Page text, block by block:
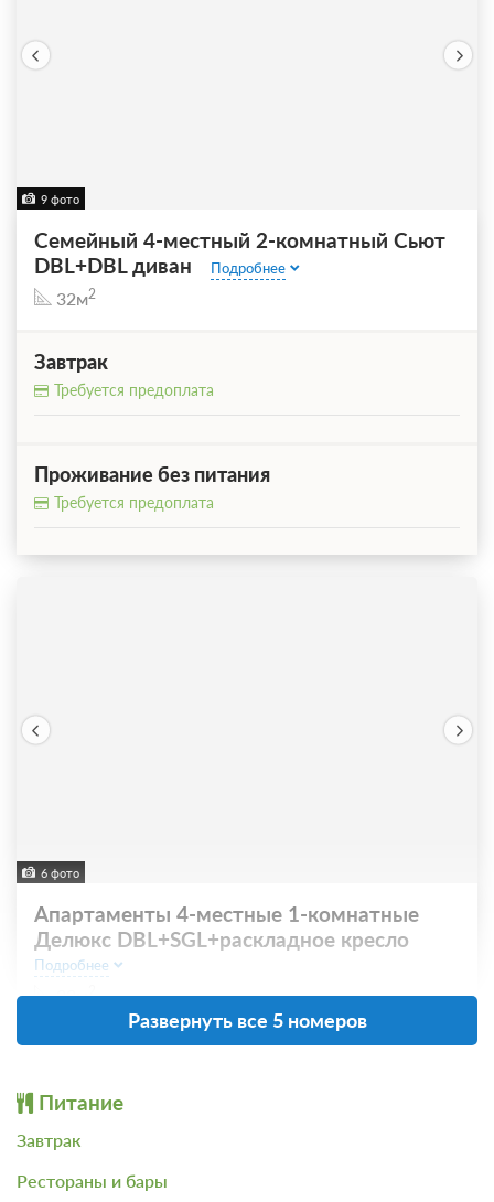
9 фото
Семейный 4-местный 2-комнатный Сьют
DBL+DBL диван
Подробнее
32м2
Завтрак
Требуется предоплата
Проживание без питания
Требуется предоплата
6 фото
Апартаменты 4-местные 1-комнатные
Делюкс DBL+SGL+раскладное кресло
Подробнее
22м
Проживание без питания
Развернуть все 5 номеров
Питание
Завтрак
Рестораны и бары